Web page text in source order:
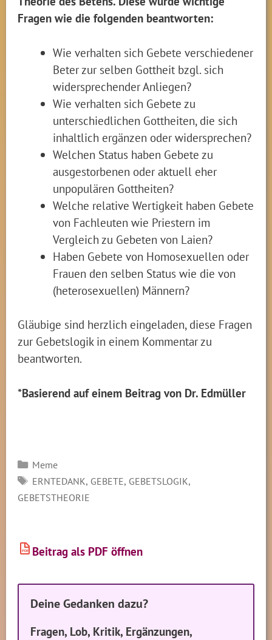
Fragen wie die folgenden beantworten:
Wie verhalten sich Gebete verschiedener
Beter zur selben Gottheit bzgl. sich
widersprechender Anliegen?
Wie verhalten sich Gebete zu
unterschiedlichen Gottheiten, die sich
inhaltlich ergänzen oder widersprechen?
Welchen Status haben Gebete zu
ausgestorbenen oder aktuell eher
unpopulären Gottheiten?
Welche relative Wertigkeit haben Gebete
von Fachleuten wie Priestern im
Vergleich zu Gebeten von Laien?
Haben Gebete von Homosexuellen oder
Frauen den selben Status wie die von
(heterosexuellen) Männern?
Gläubige sind herzlich eingeladen, diese Fragen
zur Gebetslogik in einem Kommentar zu
beantworten.
*Basierend auf einem Beitrag von Dr. Edmüller
Kategorien
Meme
SCHLAGWÖRTER
ERNTEDANK, GEBETE, GEBETSLOGIK,
GEBETSTHEORIE
PDF Beitrag als PDF öffnen
Deine Gedanken dazu?
Fragen, Lob, Kritik, Ergänzungen,